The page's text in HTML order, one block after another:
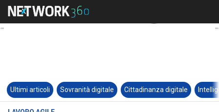
Ultimi articoli Sovranità digitale Cittadinanza digitale